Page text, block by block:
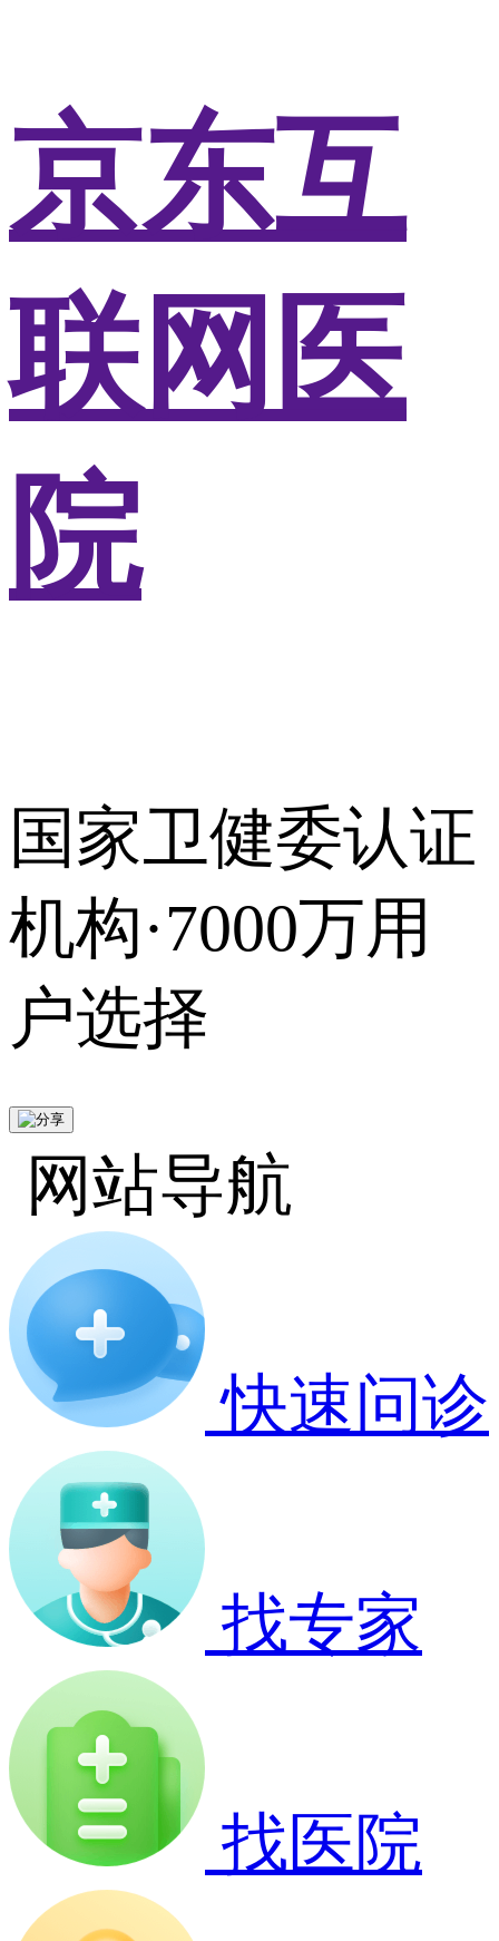
京东互
联网医
院
国家卫健委认证
机构·7000万用
户选择
网站导航
快速问诊
找专家
找医院